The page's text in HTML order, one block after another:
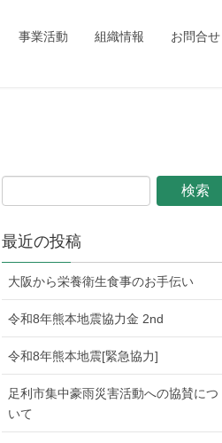
on line1
事業活動 組織情報 お問合せ
最近の投稿
大阪から栄養衛生食事のお手伝い
令和8年熊本地震協力金 2nd
令和8年熊本地震[緊急協力]
足利市集中豪雨災害活動への協賛につ
いて